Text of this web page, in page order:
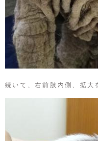
続いて、右前肢内側、拡大